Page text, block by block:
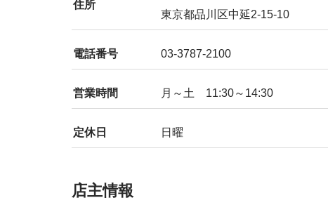
住所
東京都品川区中延2-15-10
電話番号 03-3787-2100
営業時間 月～土 11:30～14:30
定休日 日曜
店主情報